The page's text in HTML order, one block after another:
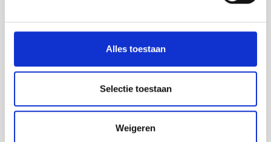
Alles toestaan
Selectie toestaan
Weigeren
VERZENDMOGELIJKHEDEN
België € 125,-
Gratis